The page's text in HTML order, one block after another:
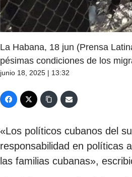
La Habana, 18 jun (Prensa
pésimas condiciones de los
junio 18, 2025 | 13:32
«Los políticos cubanos del
responsabilidad en políticas
las familias cubanas»,